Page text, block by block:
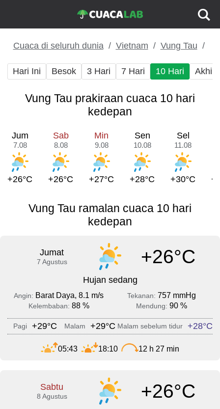
Cuaca di seluruh dunia Vietnam Vung Tau
Hari Ini Besok 3 Hari 7 Hari 10 Hari Akhir
Vung Tau prakiraan cuaca 10 hari
kedepan
Jum
7.08
+26°C
Sab
8.08
+26°C
Min
9.08
+27°C
Sen
10.08
+28°C
Sel
11.08
+30°C
Vung Tau ramalan cuaca 10 hari
kedepan
Jumat
7 Agustus +26°C
Hujan sedang
Angin: Barat Daya, 8.1 m/s Tekanan: 757 mmHg
Kelembaban: 88 % Mendung: 90 %
Pagi +29°C Malam +29°C Malam sebelum tidur +28°C
05:43 18:10 12 h 27 min
Sabtu
8 Agustus +26°C